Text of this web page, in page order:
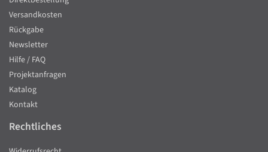
Versandkosten
Rückgabe
Newsletter
Hilfe / FAQ
Projektanfragen
Katalog
Kontakt
Rechtliches